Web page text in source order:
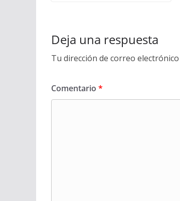
Deja una respuesta
Tu dirección de correo
Comentario *